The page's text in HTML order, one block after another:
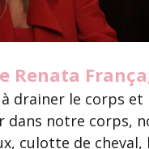
Renata
drainer le corps et
dans notre corps,
culotte de cheval,